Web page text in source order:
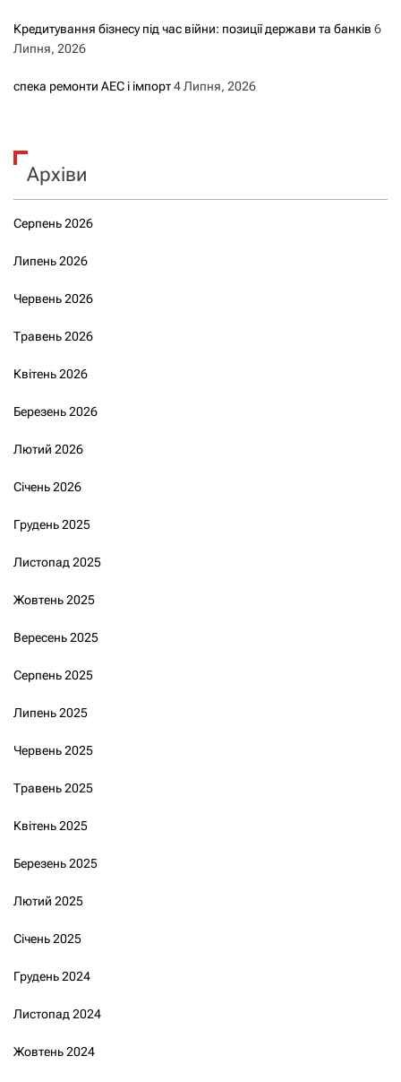
Кредитування бізнесу під час війни: позиції держави та банків 6
Липня, 2026
спека ремонти АЕС і імпорт4 Липня, 2026
Архіви
Серпень 2026
Липень 2026
Червень 2026
Травень 2026
Квітень 2026
Березень 2026
Лютий 2026
Січень 2026
Грудень 2025
Листопад 2025
Жовтень 2025
Вересень 2025
Серпень 2025
Липень 2025
Червень 2025
Травень 2025
Квітень 2025
Березень 2025
Лютий 2025
Січень 2025
Грудень 2024
Листопад 2024
Жовтень 2024